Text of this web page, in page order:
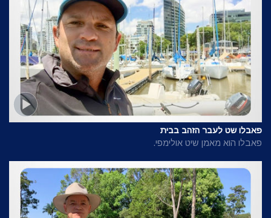
פאבלו שט לעבר הזהב בבית
פאבלו הוא מאמן שיט אולימפי.